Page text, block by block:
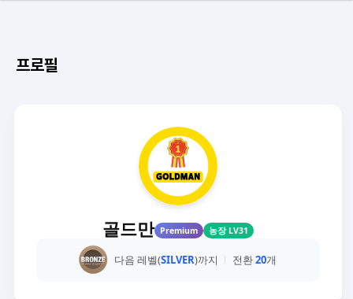
프로필
골드만 Premium 농장 LV31
다음 레벨(SILVER)까지 전환20개